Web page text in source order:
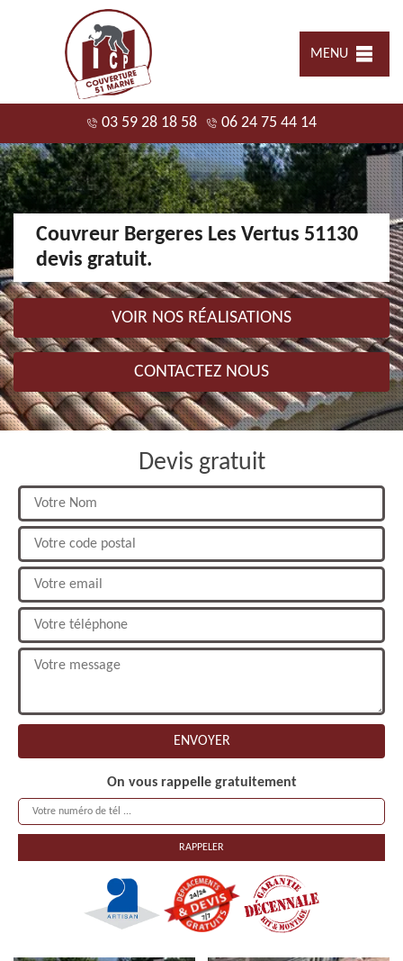
MENU
03 59 28 18 58 06 24 75 44 14
Couvreur Bergeres Les Vertus 51130
devis gratuit.
VOIR NOS RÉALISATIONS
CONTACTEZ NOUS
Devis gratuit
On vous rappelle gratuitement